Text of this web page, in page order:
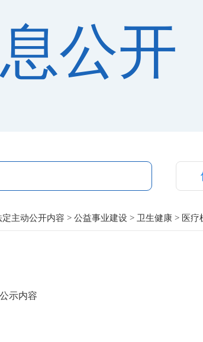
公开
定主动公开内容 > 公益事业建设 > 卫生健康 > 医疗
示内容